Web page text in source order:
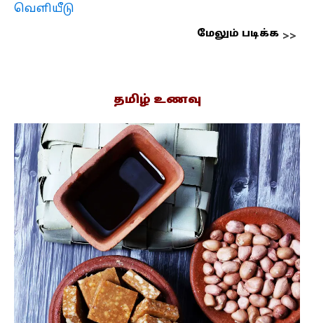
வெளியீடு
மேலும் படிக்க
தமிழ் உணவு